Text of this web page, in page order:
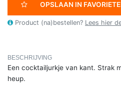
OPSLAAN IN
Product (na)bestellen? Lees hier
BESCHRIJVING
Een cocktailjurkje van kant. Strak
heup.